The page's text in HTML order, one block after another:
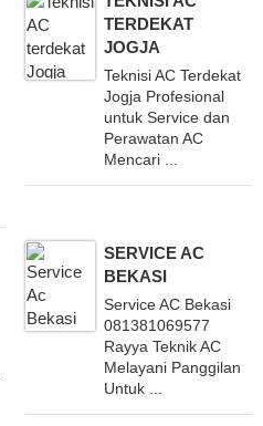
TERDEKAT
JOGJA
Teknisi AC Terdekat
Jogja Profesional
untuk Service dan
Perawatan AC
Mencari ...
SERVICE AC
BEKASI
Service AC Bekasi
081381069577
Rayya Teknik AC
Melayani Panggilan
Untuk ...